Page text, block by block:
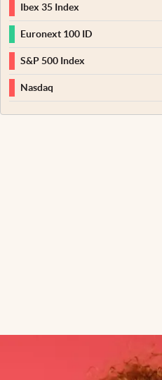
Ibex 35 Index
Euronext 100 ID
S&P 500 Index
Nasdaq